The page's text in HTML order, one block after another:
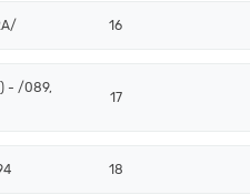
16
- /089,
17
18